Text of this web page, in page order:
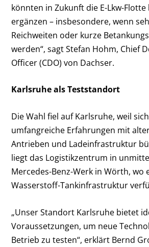
könnten in Zukunft die E-Lkw-Flotte
ergänzen – insbesondere, wenn
Reichweiten oder kurze
werden“, sagt Stefan Hohm, Chief
Officer (CDO) von Dachser.
Karlsruhe als Teststandort
Die Wahl fiel auf Karlsruhe, weil
umfangreiche Erfahrungen mit
Antrieben und Ladeinfrastruktur
liegt das Logistikzentrum in
Mercedes-Benz-Werk in Wörth, wo
Wasserstoff-Tankinfrastruktur
„Unser Standort Karlsruhe bietet
Voraussetzungen, um neue
Betrieb zu testen“, erklärt Bernd